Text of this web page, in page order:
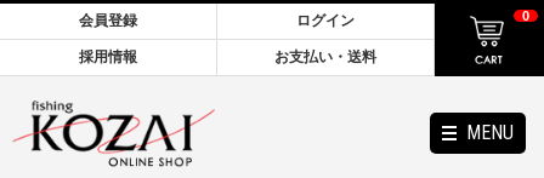
MENU
会員登録 ログイン
採用情報 お支払い・送料
0